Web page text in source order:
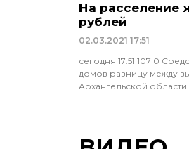
На расселение
рублей
02.03.2021 17:51
сегодня 17:51 107 0
домов разницу между
Архангельской